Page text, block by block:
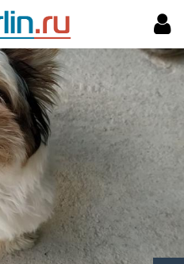
АККАУНТ
Мои объявления